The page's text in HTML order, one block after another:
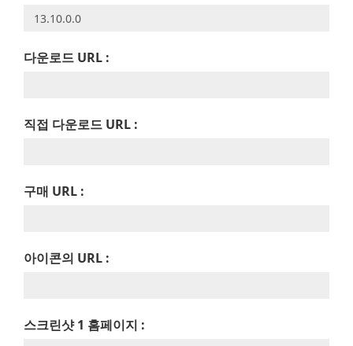
다운로드 URL :
직접 다운로드 URL :
구매 URL :
아이콘의 URL :
스크린샷 1 홈페이지 :